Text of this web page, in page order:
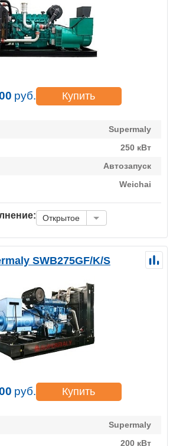
руб. Купить
Supermaly
250 кВт
Автозапуск
Weichai
Открытое
SWB275GF/K/S
руб. Купить
Supermaly
200 кВт